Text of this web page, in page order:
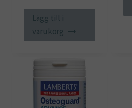
Lägg till i
varukorg